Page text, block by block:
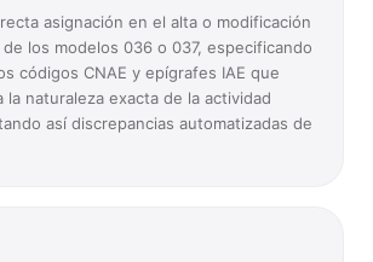
asignación en el alta o modificación
los modelos 036 o 037, especificando
códigos CNAE y epígrafes IAE que
la naturaleza exacta de la actividad
así discrepancias automatizadas de